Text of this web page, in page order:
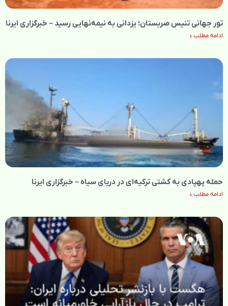
تور جهانی تنیس صربستان؛ یزدانی به نیمه‌نهایی رسید – خبرگزاری ایرنا
ادامه مطلب »
حمله پهپادی به کشتی ترکیه‌ای در دریای سیاه – خبرگزاری ایرنا
ادامه مطلب »